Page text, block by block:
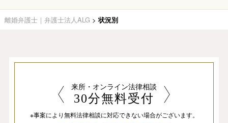
離婚弁護士｜弁護士法人ALG >状況別
来所・オンライン法律相談
30分無料受付
※事案により無料法律相談に対応できない場合がございます。